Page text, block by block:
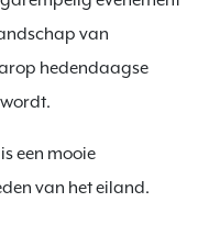
van
hedendaagse
een mooie
van het eiland.